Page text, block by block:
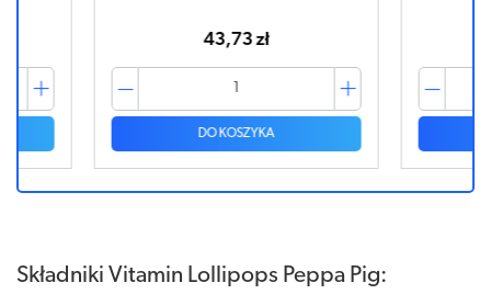
43,73 zł
DO KOSZYKA
Składniki Vitamin Lollipops Peppa Pig: